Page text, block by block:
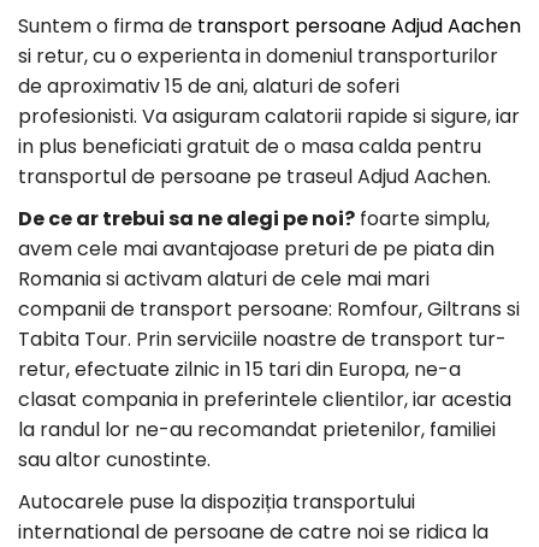
Suntem o firma de transport persoane Adjud Aachen
si retur, cu o experienta in domeniul transporturilor
de aproximativ 15 de ani, alaturi de soferi
profesionisti. Va asiguram calatorii rapide si sigure, iar
in plus beneficiati gratuit de o masa calda pentru
transportul de persoane pe traseul Adjud Aachen.
De ce ar trebui sa ne alegi pe noi? foarte simplu,
avem cele mai avantajoase preturi de pe piata din
Romania si activam alaturi de cele mai mari
companii de transport persoane: Romfour, Giltrans si
Tabita Tour. Prin serviciile noastre de transport tur-
retur, efectuate zilnic in 15 tari din Europa, ne-a
clasat compania in preferintele clientilor, iar acestia
la randul lor ne-au recomandat prietenilor, familiei
sau altor cunostinte.
Autocarele puse la dispoziția transportului
international de persoane de catre noi se ridica la